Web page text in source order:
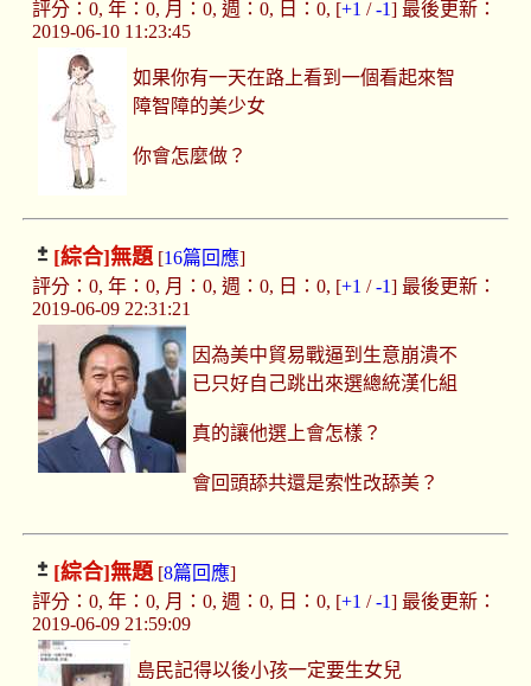
評分：0, 年：0, 月：0, 週：0, 日：0, [+1 /-1] 最後更新：
2019-06-10 11:23:45
如果你有一天在路上看到一個看起來智
障智障的美少女
你會怎麼做？
[綜合]無題[16篇回應]
評分：0, 年：0, 月：0, 週：0, 日：0, [+1 /-1] 最後更新：
2019-06-09 22:31:21
因為美中貿易戰逼到生意崩潰不
已只好自己跳出來選總統漢化組
真的讓他選上會怎樣？
會回頭舔共還是索性改舔美？
[綜合]無題[8篇回應]
評分：0, 年：0, 月：0, 週：0, 日：0, [+1 /-1] 最後更新：
2019-06-09 21:59:09
島民記得以後小孩一定要生女兒